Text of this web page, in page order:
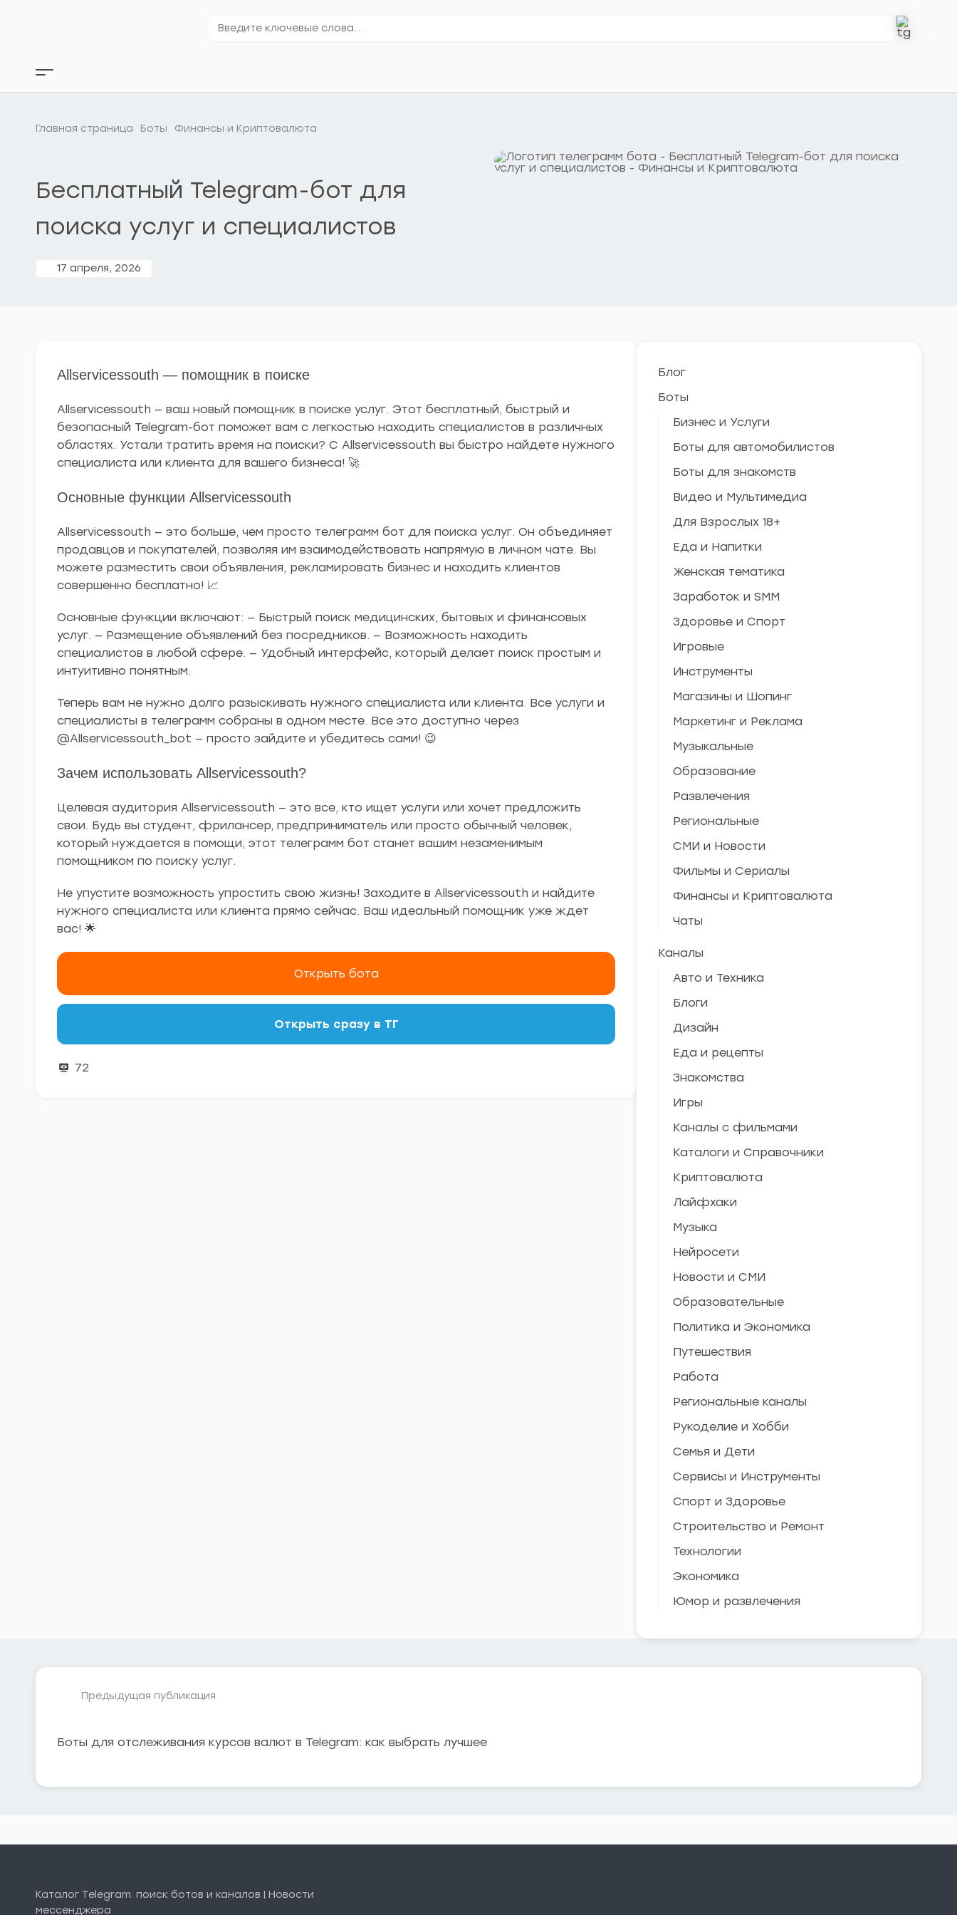
ключевые
Кнопка
бокового
Главная страница Боты Финансы и Криптовалюта
Бесплатный Telegram-бот для
поиска услуг и специалистов
17 апреля, 2026
Allservicessouth — помощник в поиске
Allservicessouth — ваш новый помощник в поиске услуг. Этот бесплатный, быстрый и
безопасный Telegram-бот поможет вам с легкостью находить специалистов в различных
областях. Устали тратить время на поиски? С Allservicessouth вы быстро найдете нужного
специалиста или клиента для вашего бизнеса! 🚀
Основные функции Allservicessouth
Allservicessouth — это больше, чем просто телеграмм бот для поиска услуг. Он объединяет
продавцов и покупателей, позволяя им взаимодействовать напрямую в личном чате. Вы
можете разместить свои объявления, рекламировать бизнес и находить клиентов
совершенно бесплатно! 📈
Основные функции включают: — Быстрый поиск медицинских, бытовых и финансовых
услуг. — Размещение объявлений без посредников. — Возможность находить
специалистов в любой сфере. — Удобный интерфейс, который делает поиск простым и
интуитивно понятным.
Теперь вам не нужно долго разыскивать нужного специалиста или клиента. Все услуги и
специалисты в телеграмм собраны в одном месте. Все это доступно через
@Allservicessouth_bot — просто зайдите и убедитесь сами! 😉
Зачем использовать Allservicessouth?
Целевая аудитория Allservicessouth — это все, кто ищет услуги или хочет предложить
свои. Будь вы студент, фрилансер, предприниматель или просто обычный человек,
который нуждается в помощи, этот телеграмм бот станет вашим незаменимым
помощником по поиску услуг.
Не упустите возможность упростить свою жизнь! Заходите в Allservicessouth и найдите
нужного специалиста или клиента прямо сейчас. Ваш идеальный помощник уже ждет
вас! 🌟
Открыть бота
Открыть сразу в ТГ
72
Блог
Боты
Бизнес и Услуги
Боты для автомобилистов
Боты для знакомств
Видео и Мультимедиа
Для Взрослых 18+
Еда и Напитки
Женская тематика
Заработок и SMM
Здоровье и Спорт
Игровые
Инструменты
Магазины и Шопинг
Маркетинг и Реклама
Музыкальные
Образование
Развлечения
Региональные
СМИ и Новости
Фильмы и Сериалы
Финансы и Криптовалюта
Чаты
Каналы
Авто и Техника
Блоги
Дизайн
Еда и рецепты
Знакомства
Игры
Каналы с фильмами
Каталоги и Справочники
Криптовалюта
Лайфхаки
Музыка
Нейросети
Новости и СМИ
Образовательные
Политика и Экономика
Путешествия
Работа
Региональные каналы
Рукоделие и Хобби
Семья и Дети
Сервисы и Инструменты
Спорт и Здоровье
Строительство и Ремонт
Технологии
Экономика
Юмор и развлечения
Предыдущая публикация
Боты для отслеживания курсов валют в Telegram: как выбрать лучшее
Каталог Telegram: поиск ботов и каналов | Новости
мессенджера